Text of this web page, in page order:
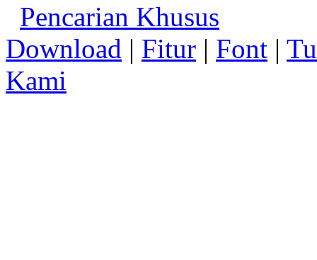
Pencarian Khusus
Download | Fitur | Font |
Kami